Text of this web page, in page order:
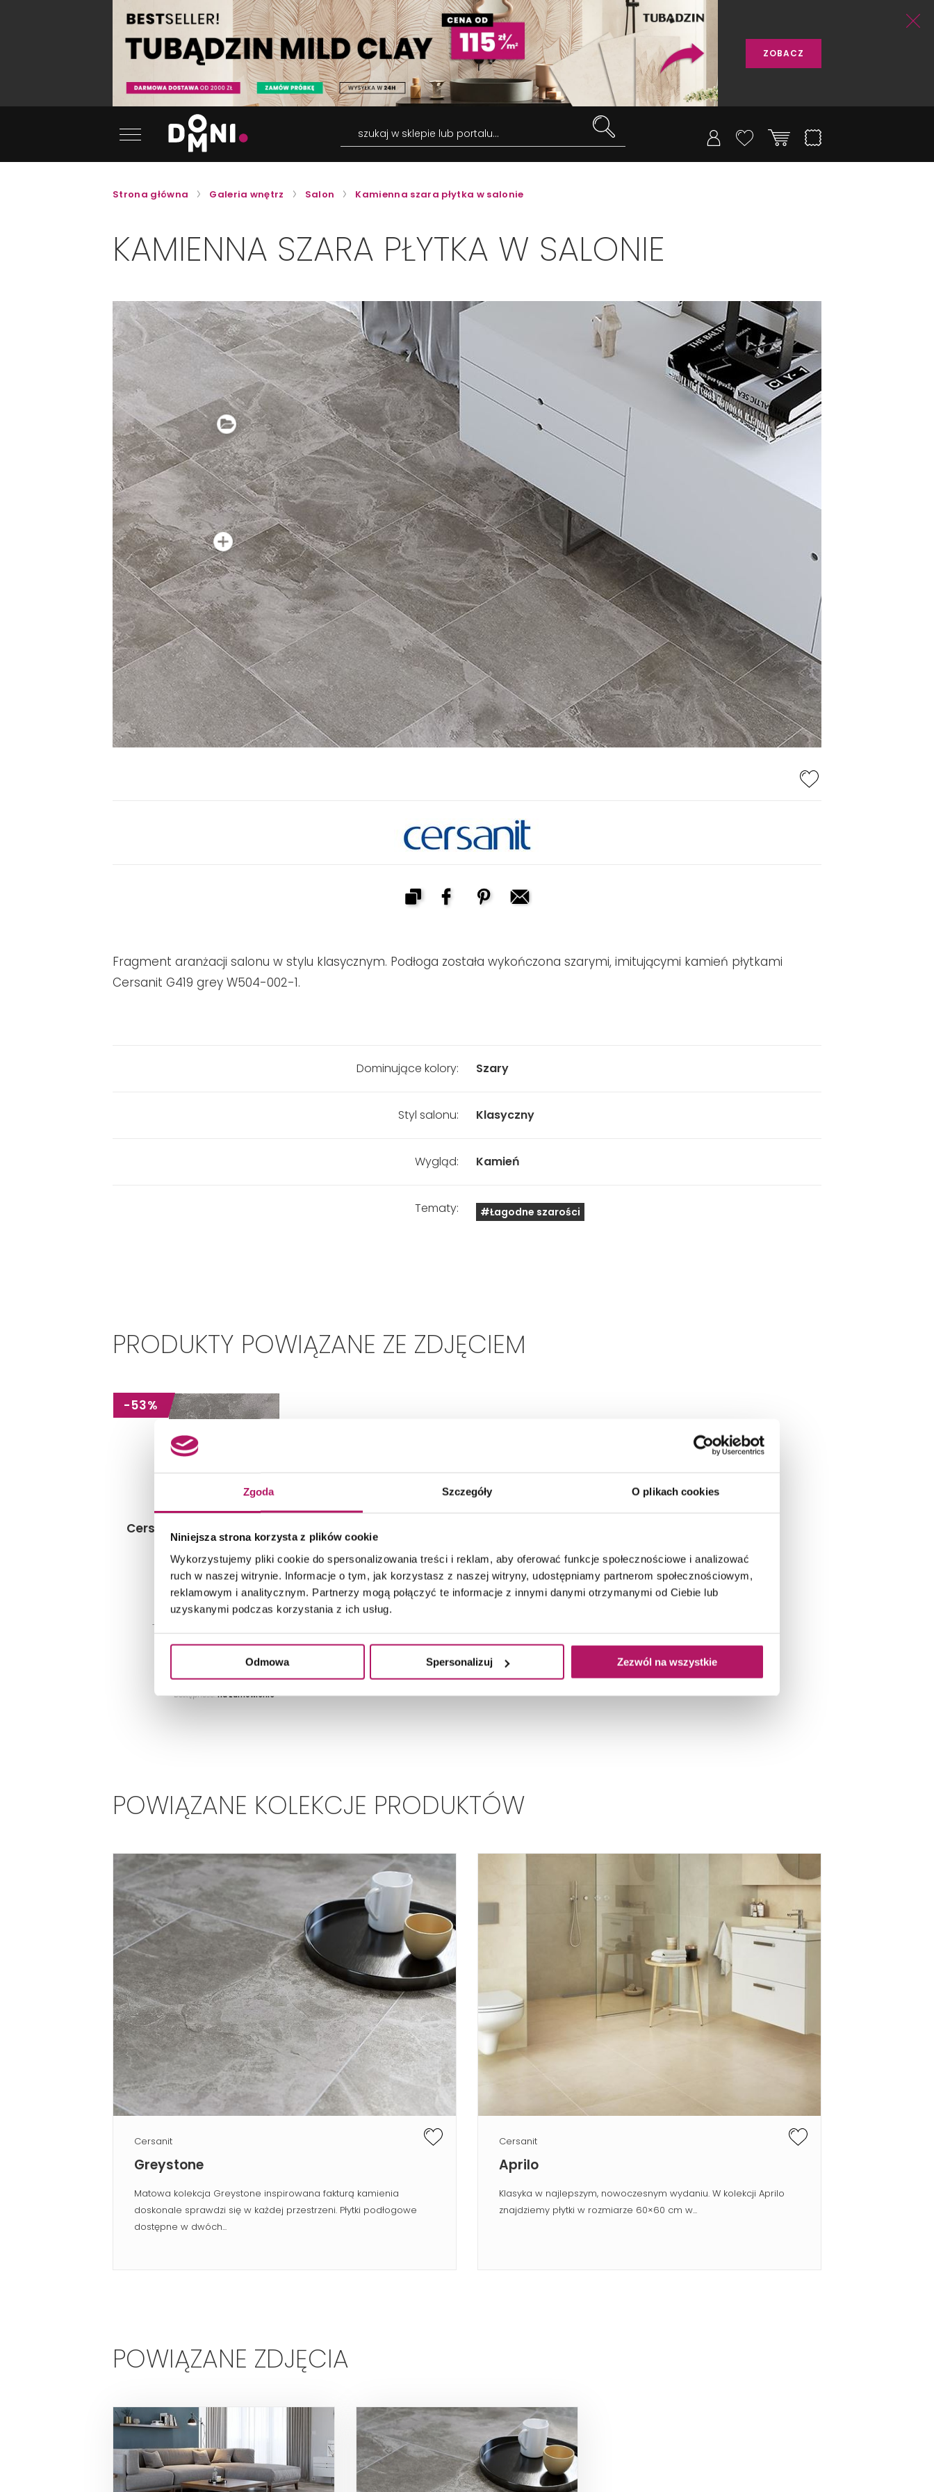
Zgoda Szczegóły O plikach cookies
Niniejsza strona korzysta z plików cookie
Wykorzystujemy pliki cookie do spersonalizowania treści i reklam, aby oferować funkcje społecznościowe i analizować
ruch w naszej witrynie. Informacje o tym, jak korzystasz z naszej witryny, udostępniamy partnerom społecznościowym,
reklamowym i analitycznym. Partnerzy mogą połączyć te informacje z innymi danymi otrzymanymi od Ciebie lub
uzyskanymi podczas korzystania z ich usług.
Odmowa Spersonalizuj Zezwól na wszystkie
ZOBACZ
szukaj w sklepie lub portalu...
Strona główna Galeria wnętrz Salon Kamienna szara płytka w salonie
KAMIENNA SZARA PŁYTKA W SALONIE
Fragment aranżacji salonu w stylu klasycznym. Podłoga została wykończona szarymi, imitującymi kamień płytkami
Cersanit G419 grey W504-002-1.
Dominujące kolory: Szary
Styl salonu: Klasyczny
Wygląd: Kamień
Tematy: #Łagodne szarości
PRODUKTY POWIĄZANE ZE ZDJĘCIEM
-53%
Cersanit G419 Grey W504-002-1
Płytka podłogowa, 42x42 cm
46,40 PLN
-53% od 99,60 PLN najniższa cena
ZOBACZ PRODUKT
Dostępność:na zamówienie
POWIĄZANE KOLEKCJE PRODUKTÓW
Cersanit
Greystone
Matowa kolekcja Greystone inspirowana fakturą kamienia
doskonale sprawdzi się w każdej przestrzeni. Płytki podłogowe
dostępne w dwóch...
Cersanit
Aprilo
Klasyka w najlepszym, nowoczesnym wydaniu. W kolekcji Aprilo
znajdziemy płytki w rozmiarze 60×60 cm w...
POWIĄZANE ZDJĘCIA